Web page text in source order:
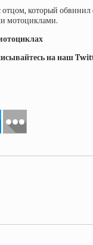
который
мотоциклами.
на наш